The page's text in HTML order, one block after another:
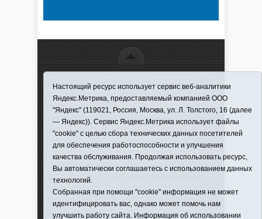
использовании материалов ссылка обязательна
Информационная лента выходит при финансовой
поддержке правительства Тюменской области
Регистрационный номер СМИ ЭЛ № ФС 77-66066
от 10.06. 2016 г. выдано Федеральной службой по
надзору в сфере связи, информационных
технологий и массовых коммуникаций.
Учредитель (соучредители) Автономная
некоммерческая организация "Информационно-
издательский центр "Красная звезда"" (627570,
Тюменская обл., Викуловский р-н, с. Викулово, ул.
Настоящий ресурс использует сервис веб-аналитики
Яндекс.Метрика, предоставляемый компанией ООО
"Яндекс" (119021, Россия, Москва, ул. Л. Толстого, 16 (далее
— Яндекс)). Сервис Яндекс.Метрика использует файлы
"cookie" с целью сбора технических данных посетителей
для обеспечения работоспособности и улучшения
качества обслуживания. Продолжая использовать ресурс,
Вы автоматически соглашаетесь с использованием данных
технологий.
Собранная при помощи "cookie" информация не может
идентифицировать вас, однако может помочь нам
улучшить работу сайта. Информация об использовании